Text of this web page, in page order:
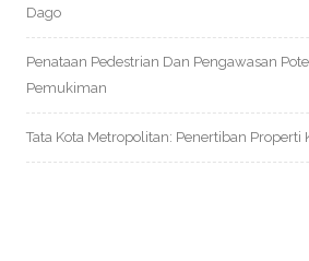
Dago
Penataan Pedestrian Dan Pengawasan
Pemukiman
Tata Kota Metropolitan: Penertiban Properti